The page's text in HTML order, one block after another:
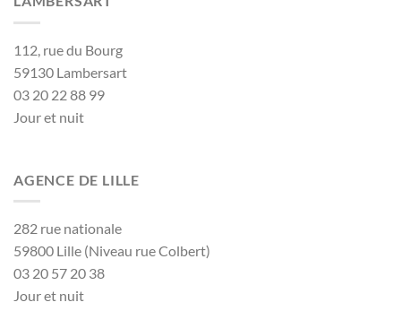
112, rue du Bourg
59130 Lambersart
03 20 22 88 99
Jour et nuit
AGENCE DE LILLE
282 rue nationale
59800 Lille (Niveau rue Colbert)
03 20 57 20 38
Jour et nuit